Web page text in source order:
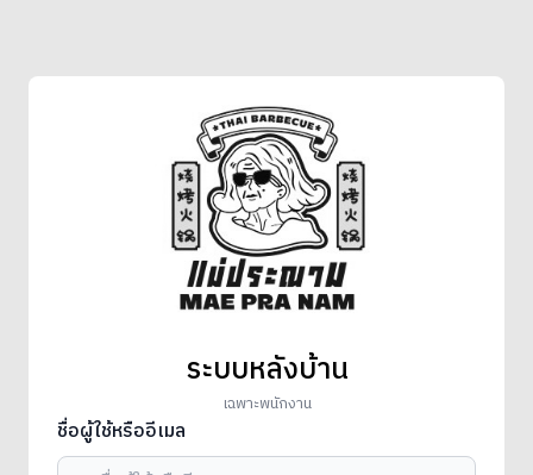
ระบบหลังบ้าน
เฉพาะพนักงาน
ชื่อผู้ใช้หรืออีเมล